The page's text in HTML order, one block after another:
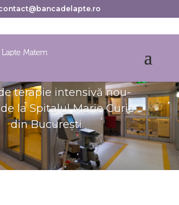
terapie intensivă nou-
la Spitalul Marie Curie
din București